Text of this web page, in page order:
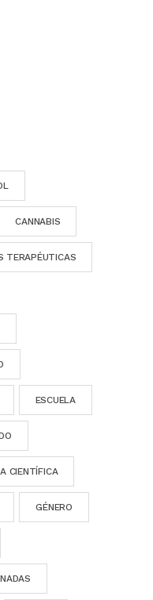
CANNABIS
TERAPÉUTICAS
ESCUELA
CIENTÍFICA
GÉNERO